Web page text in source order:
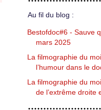
Au fil du blog :
Bestofdoc#6 - Sauve
mars 2025
La filmographie du
l’humour dans le
La filmographie du
de l’extrême droite